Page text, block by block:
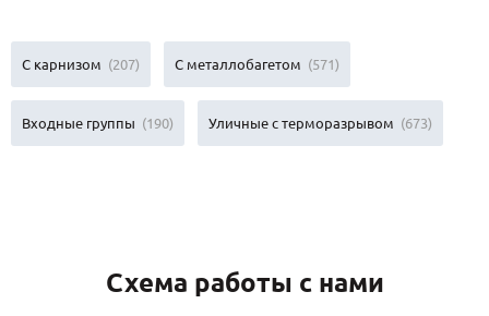
С карнизом (207) С металлобагетом (571)
Входные группы (190) Уличные с терморазрывом (673)
Схема работы с нами